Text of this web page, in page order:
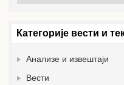
вести
Категорије вести и
Анализе и извештаји
Вести